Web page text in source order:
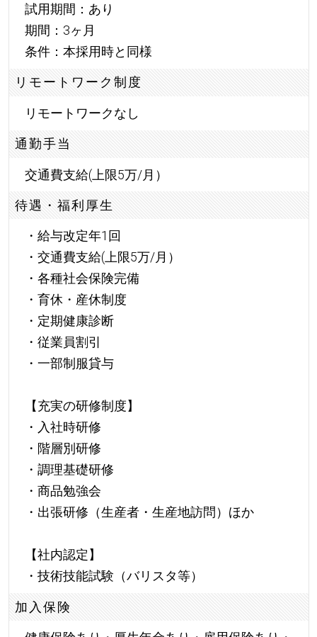
試用期間：あり
期間：3ヶ月
条件：本採用時と同様
リモートワーク制度
リモートワークなし
通勤手当
交通費支給(上限5万/月）
待遇・福利厚生
・給与改定年1回
・交通費支給(上限5万/月）
・各種社会保険完備
・育休・産休制度
・定期健康診断
・従業員割引
・一部制服貸与
【充実の研修制度】
・入社時研修
・階層別研修
・調理基礎研修
・商品勉強会
・出張研修（生産者・生産地訪問）ほか
【社内認定】
・技術技能試験（バリスタ等）
加入保険